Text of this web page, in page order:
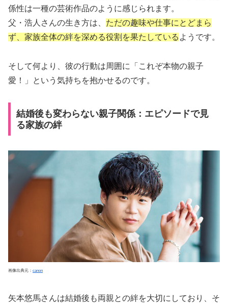
係性は一種の芸術作品のように感じられます。
父・浩人さんの生き方は、 ただの趣味や仕事にとどまら
ず、家族全体の絆を深める役割を果たしている ようです。
そして何より、彼の行動は周囲に「これぞ本物の親子
愛！」という気持ちを抱かせるのです。
結婚後も変わらない親子関係：エピソードで見
る家族の絆
画像出典元： canon
矢本悠馬さんは結婚後も両親との絆を大切にしており、そ